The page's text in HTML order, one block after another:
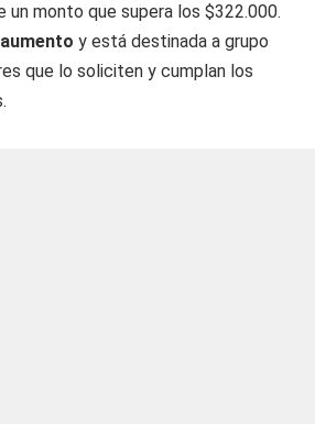
un monto que supera los $322.000.
aumento y está destinada a grupo
que lo soliciten y cumplan los